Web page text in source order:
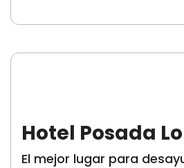
Hotel Posada
El mejor lugar para